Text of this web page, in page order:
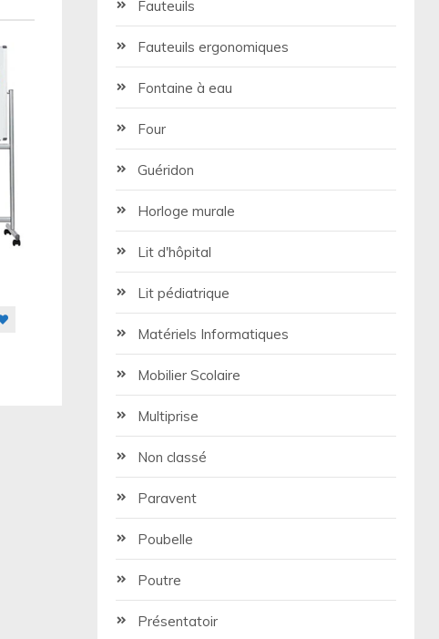
Fauteuils
Fauteuils ergonomiques
Fontaine à eau
Four
Guéridon
Horloge murale
Lit d'hôpital
Lit pédiatrique
Matériels Informatiques
Mobilier Scolaire
Multiprise
Non classé
Paravent
Poubelle
Poutre
Présentatoir